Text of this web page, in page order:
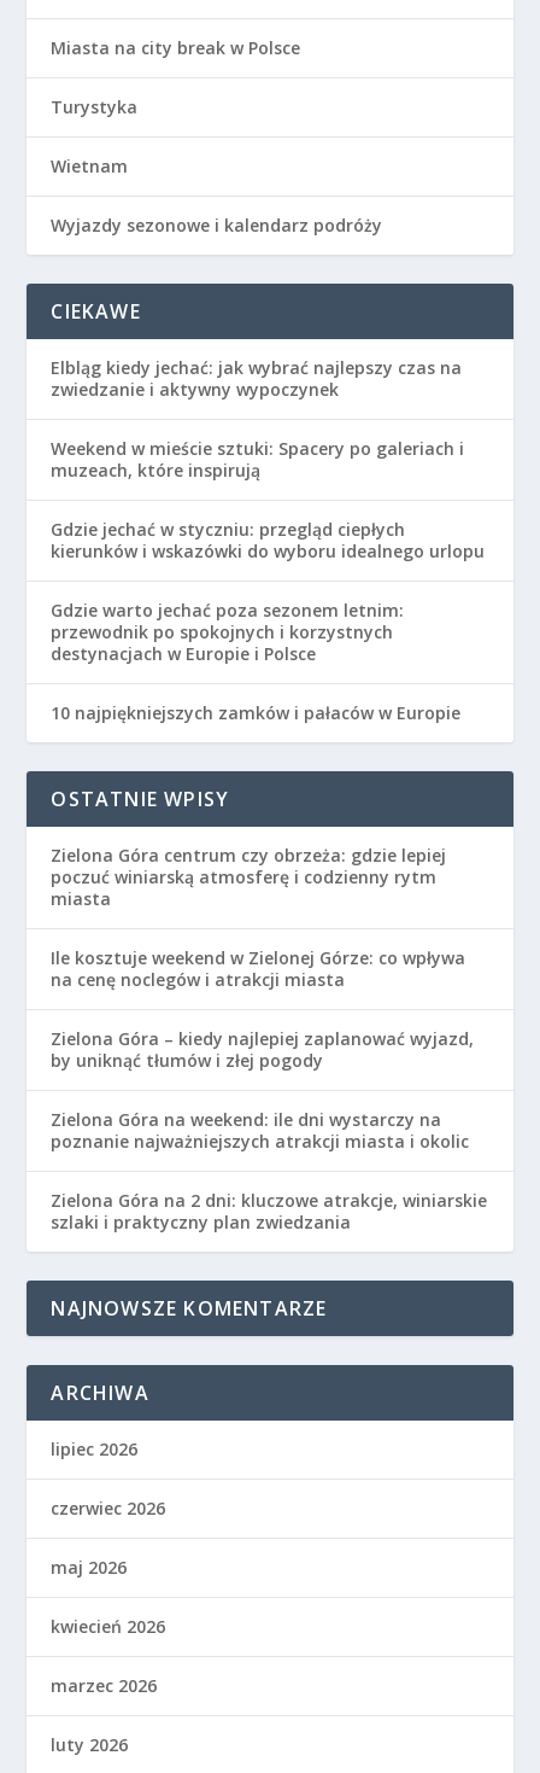
Miasta na city break w Polsce
Turystyka
Wietnam
Wyjazdy sezonowe i kalendarz podróży
CIEKAWE
Elbląg kiedy jechać: jak wybrać najlepszy czas na
zwiedzanie i aktywny wypoczynek
Weekend w mieście sztuki: Spacery po galeriach i
muzeach, które inspirują
Gdzie jechać w styczniu: przegląd ciepłych
kierunków i wskazówki do wyboru idealnego urlopu
Gdzie warto jechać poza sezonem letnim:
przewodnik po spokojnych i korzystnych
destynacjach w Europie i Polsce
10 najpiękniejszych zamków i pałaców w Europie
OSTATNIE WPISY
Zielona Góra centrum czy obrzeża: gdzie lepiej
poczuć winiarską atmosferę i codzienny rytm
miasta
Ile kosztuje weekend w Zielonej Górze: co wpływa
na cenę noclegów i atrakcji miasta
Zielona Góra – kiedy najlepiej zaplanować wyjazd,
by uniknąć tłumów i złej pogody
Zielona Góra na weekend: ile dni wystarczy na
poznanie najważniejszych atrakcji miasta i okolic
Zielona Góra na 2 dni: kluczowe atrakcje, winiarskie
szlaki i praktyczny plan zwiedzania
NAJNOWSZE KOMENTARZE
ARCHIWA
lipiec 2026
czerwiec 2026
maj 2026
kwiecień 2026
marzec 2026
luty 2026